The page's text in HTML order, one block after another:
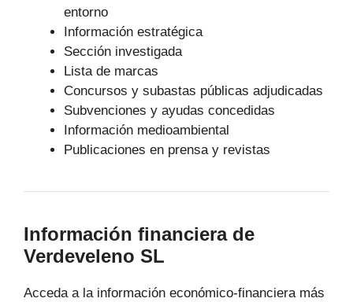
entorno
Información estratégica
Sección investigada
Lista de marcas
Concursos y subastas públicas adjudicadas
Subvenciones y ayudas concedidas
Información medioambiental
Publicaciones en prensa y revistas
Información financiera de
Verdeveleno SL
Acceda a la información económico-financiera más